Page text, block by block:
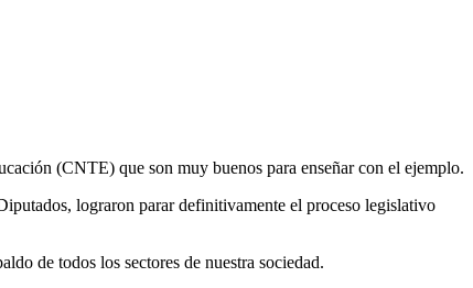
(CNTE) que son muy buenos para enseñar con el ejemplo.
lograron parar definitivamente el proceso legislativo
de todos los sectores de nuestra sociedad.